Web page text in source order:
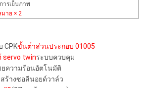
รเย็บภาพ
มาย × 2
CPKขั้นต่ําส่วนประกอบ 01005
servo twinระบบควบคุม
ความร้อนอัตโนมัติ
ร้างซอลีนอยด์วาล์ว